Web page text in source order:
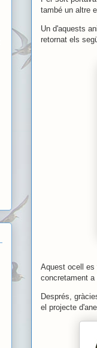
també un altre
Un d'aquests
retornat els
Aquest ocell es
concretament
Després,
el projecte